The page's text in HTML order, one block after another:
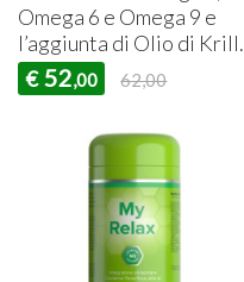
Omega 6 e Omega 9 e
l’aggiunta di Olio di Krill.
€ 52,00 62,00